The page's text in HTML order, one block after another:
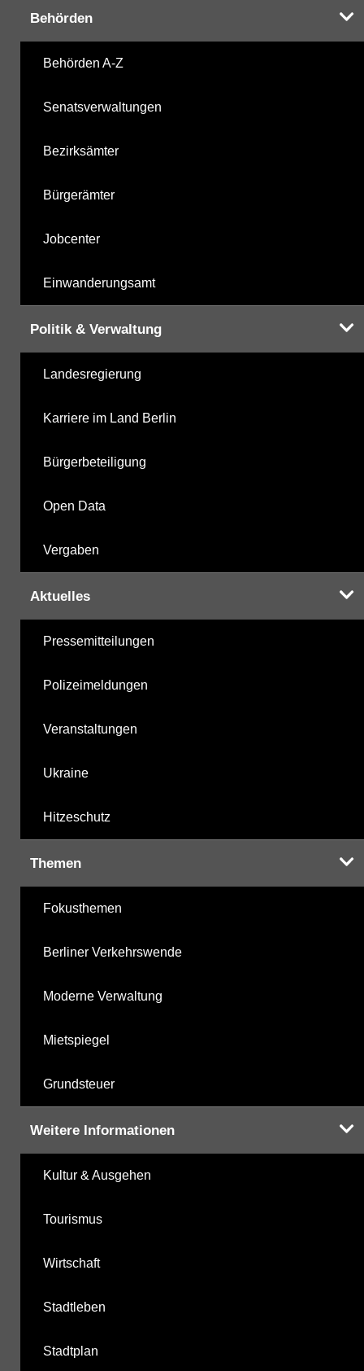
Behörden
Behörden A-Z
Senatsverwaltungen
Bezirksämter
Bürgerämter
Jobcenter
Einwanderungsamt
Politik & Verwaltung
Landesregierung
Karriere im Land Berlin
Bürgerbeteiligung
Open Data
Vergaben
Aktuelles
Pressemitteilungen
Polizeimeldungen
Veranstaltungen
Ukraine
Hitzeschutz
Themen
Fokusthemen
Berliner Verkehrswende
Moderne Verwaltung
Mietspiegel
Grundsteuer
Weitere Informationen
Kultur & Ausgehen
Tourismus
Wirtschaft
Stadtleben
Stadtplan